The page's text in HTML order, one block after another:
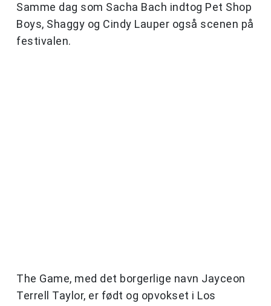
Samme dag som Sacha Bach indtog Pet Shop
Boys, Shaggy og Cindy Lauper også scenen på
festivalen.
The Game, med det borgerlige navn Jayceon
Terrell Taylor, er født og opvokset i Los